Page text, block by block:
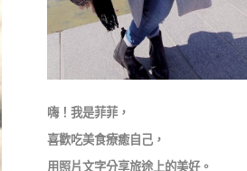
嗨！我是菲菲，
喜歡吃美食療癒自己，
用照片文字分享旅途上的美好。